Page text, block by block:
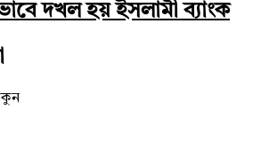
দখল হয় ইসলামী ব্যাংক